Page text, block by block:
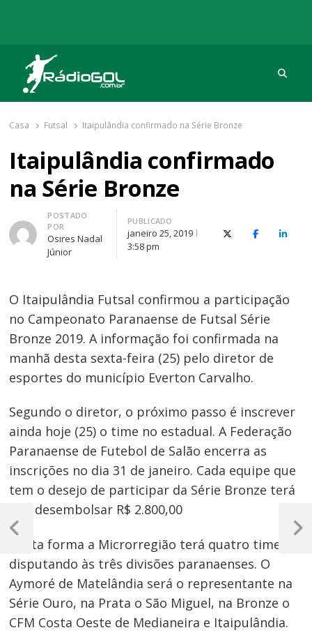
Rádio Gol
Há mais de 20 anos com as melhores coberturas
Casa Futsal Itaipulândia confirmado na Série Bronze
Itaipulândia confirmado
na Série Bronze
Autor
POSTADO
POR
Osires Nadal
Júnior
PUBLICADO
janeiro 25, 2019
3:58 pm
X (Twitter)Facebook
O
O Itaipulândia Futsal confirmou a participação
no Campeonato Paranaense de Futsal Série
Bronze 2019. A informação foi confirmada na
manhã desta sexta-feira (25) pelo diretor de
esportes do município Everton Carvalho.
Segundo o diretor, o próximo passo é inscrever
ainda hoje (25) o time no estadual. A Federação
Paranaense de Futebol de Salão encerra as
inscrições no dia 31 de janeiro. Cada equipe que
tem o desejo de participar da Série Bronze terá
que desembolsar R$ 2.800,00
Desta forma a Microrregião terá quatro times
disputando às três divisões paranaenses. O
Aymoré de Matelândia será o representante na
Série Ouro, na Prata o São Miguel, na Bronze o
CFM Costa Oeste de Medianeira e Itaipulândia.
Navegação
de
Post
Post
Anterior
Post